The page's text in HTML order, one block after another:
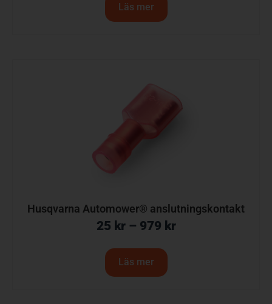
Läs mer
Husqvarna Automower® anslutningskontakt
25 kr – 979 kr
Läs mer